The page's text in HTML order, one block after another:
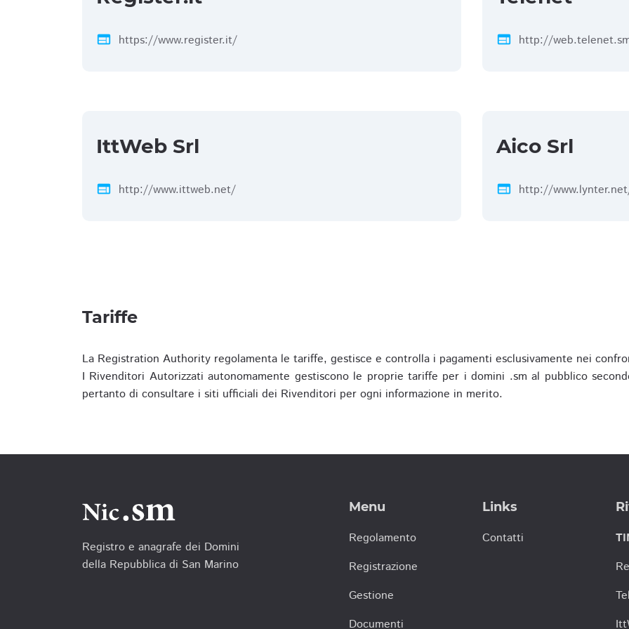
web https://www.register.it/ web http://
IttWeb Srl
web http://www.ittweb.net/
Aico Srl
web http://
Tariffe
La Registration Authority regolamenta le tariffe, gestisce e controlla i pagamenti esclusivamente nei
I Rivenditori Autorizzati autonomamente gestiscono le proprie tariffe per i domini .sm al pubblico
pertanto di consultare i siti ufficiali dei Rivenditori per ogni informazione in merito.
Registro e anagrafe dei Domini
della Repubblica di San Marino
Menu
Regolamento
Registrazione
Gestione
Documenti
Links
Contatti